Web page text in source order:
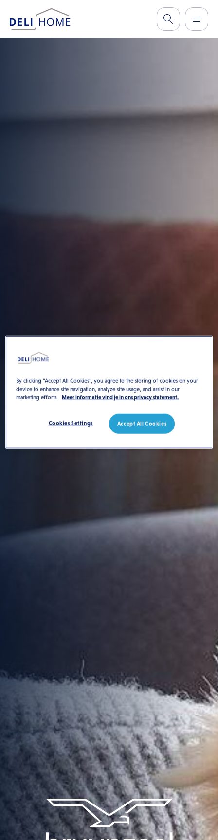
By clicking “Accept All Cookies”, you agree to the storing of cookies on your
device to enhance site navigation, analyze site usage, and assist in our
marketing efforts.
Meer informatie vind je in ons privacy statement.
Accept All Cookies
Cookies Settings